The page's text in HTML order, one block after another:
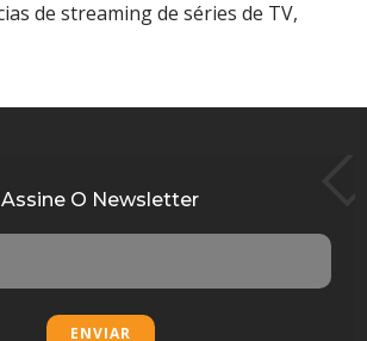
Assine O Newsletter